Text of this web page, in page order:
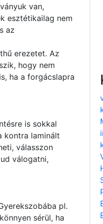
van,
esztétikailag nem
az
erezetet. Az
hogy nem
ha a forgácslapra
is sokkal
kontra laminált
válasszon
válogatni,
pl.
sérül, ha